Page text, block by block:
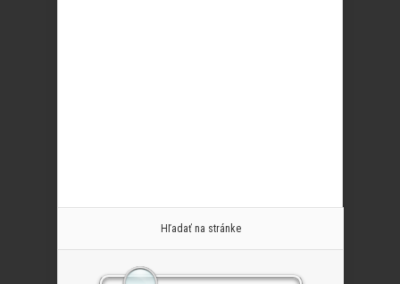
Hľadať na stránke